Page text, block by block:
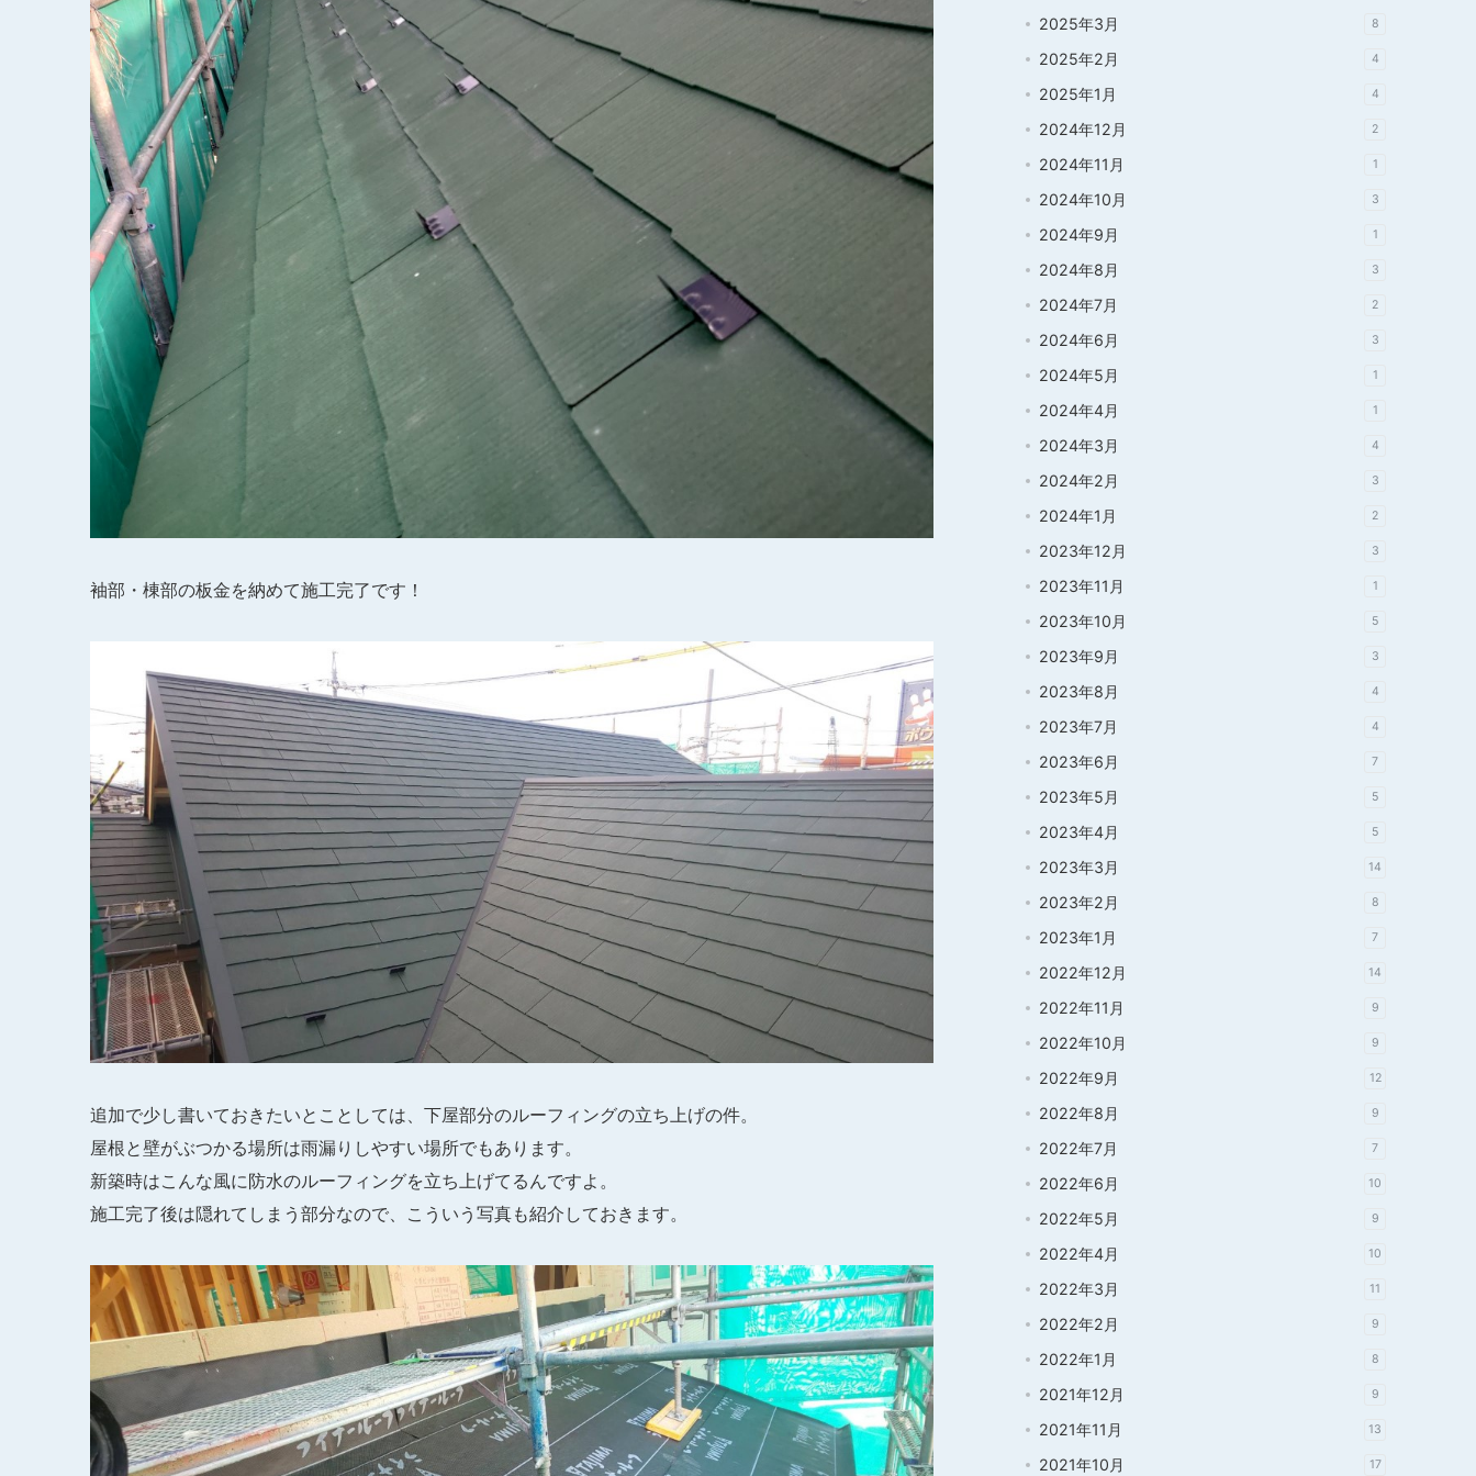
袖部・棟部の板金を納めて施工完了です！
追加で少し書いておきたいとことしては、下屋部分のルーフィングの立ち上げの件。
屋根と壁がぶつかる場所は雨漏りしやすい場所でもあります。
新築時はこんな風に防水のルーフィングを立ち上げてるんですよ。
施工完了後は隠れてしまう部分なので、こういう写真も紹介しておきます。
2025年3月 8
2025年2月 4
2025年1月 4
2024年12月 2
2024年11月 1
2024年10月 3
2024年9月 1
2024年8月 3
2024年7月 2
2024年6月 3
2024年5月 1
2024年4月 1
2024年3月 4
2024年2月 3
2024年1月 2
2023年12月 3
2023年11月 1
2023年10月 5
2023年9月 3
2023年8月 4
2023年7月 4
2023年6月 7
2023年5月 5
2023年4月 5
2023年3月 14
2023年2月 8
2023年1月 7
2022年12月 14
2022年11月 9
2022年10月 9
2022年9月 12
2022年8月 9
2022年7月 7
2022年6月 10
2022年5月 9
2022年4月 10
2022年3月 11
2022年2月 9
2022年1月 8
2021年12月 9
2021年11月 13
2021年10月 17